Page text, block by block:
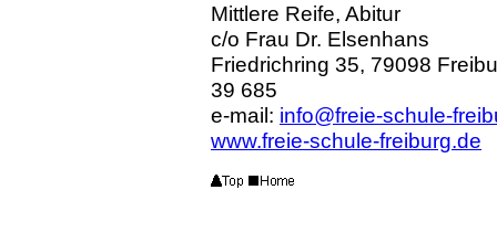
Mittlere Reife, Abitur
c/o Frau Dr. Elsenhans
Friedrichring 35, 79098
39 685
e-mail: info@freie-schule-
www.freie-schule-freiburg.de